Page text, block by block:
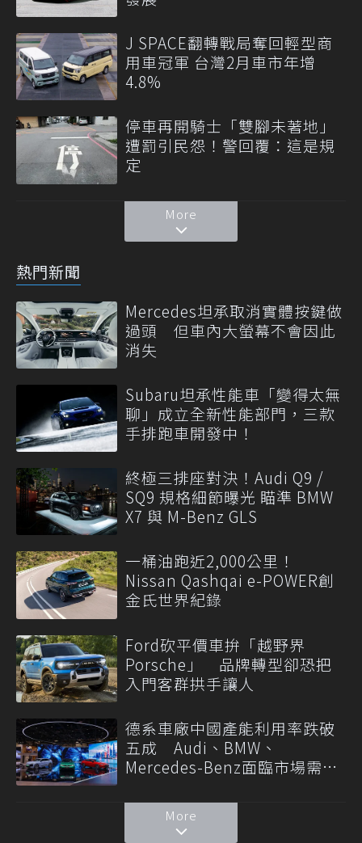
J SPACE翻轉戰局奪回輕型商
用車冠軍 台灣2月車市年增
4.8%
停車再開騎士「雙腳未著地」
遭罰引民怨！警回覆：這是規
定
More
熱門新聞
Mercedes坦承取消實體按鍵做
過頭 但車內大螢幕不會因此
消失
Subaru坦承性能車「變得太無
聊」成立全新性能部門，三款
手排跑車開發中！
終極三排座對決！Audi Q9 /
SQ9 規格細節曝光 瞄準 BMW
X7 與 M-Benz GLS
一桶油跑近2,000公里！
Nissan Qashqai e-POWER創
金氏世界紀錄
Ford砍平價車拚「越野界
Porsche」 品牌轉型卻恐把
入門客群拱手讓人
德系車廠中國產能利用率跌破
五成 Audi、BMW、
Mercedes-Benz面臨市場需求
More